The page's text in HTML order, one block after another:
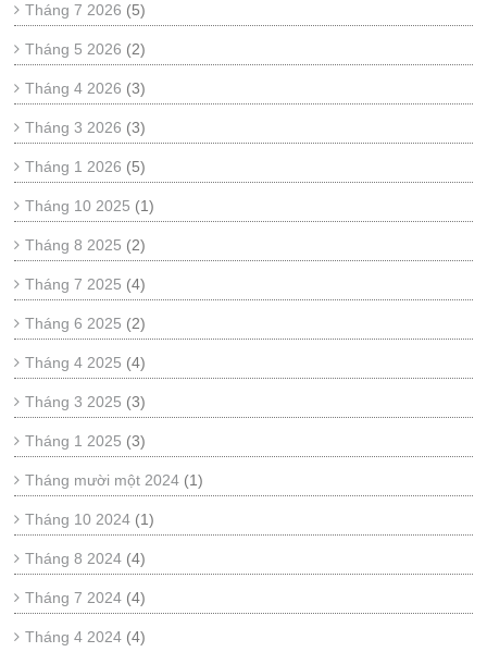
Tháng 7 2026 (5)
Tháng 5 2026 (2)
Tháng 4 2026 (3)
Tháng 3 2026 (3)
Tháng 1 2026 (5)
Tháng 10 2025 (1)
Tháng 8 2025 (2)
Tháng 7 2025 (4)
Tháng 6 2025 (2)
Tháng 4 2025 (4)
Tháng 3 2025 (3)
Tháng 1 2025 (3)
Tháng mười một 2024 (1)
Tháng 10 2024 (1)
Tháng 8 2024 (4)
Tháng 7 2024 (4)
Tháng 4 2024 (4)